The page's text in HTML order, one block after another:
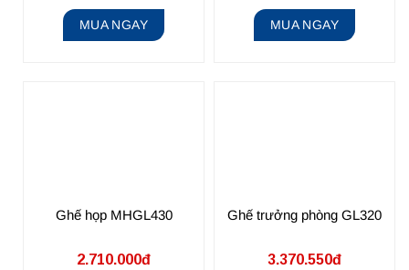
MUA NGAY MUA NGAY
Ghế họp MHGL430
2.710.000đ
Ghế trưởng phòng GL320
3.370.550đ